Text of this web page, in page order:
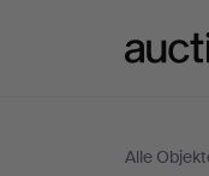
Alle